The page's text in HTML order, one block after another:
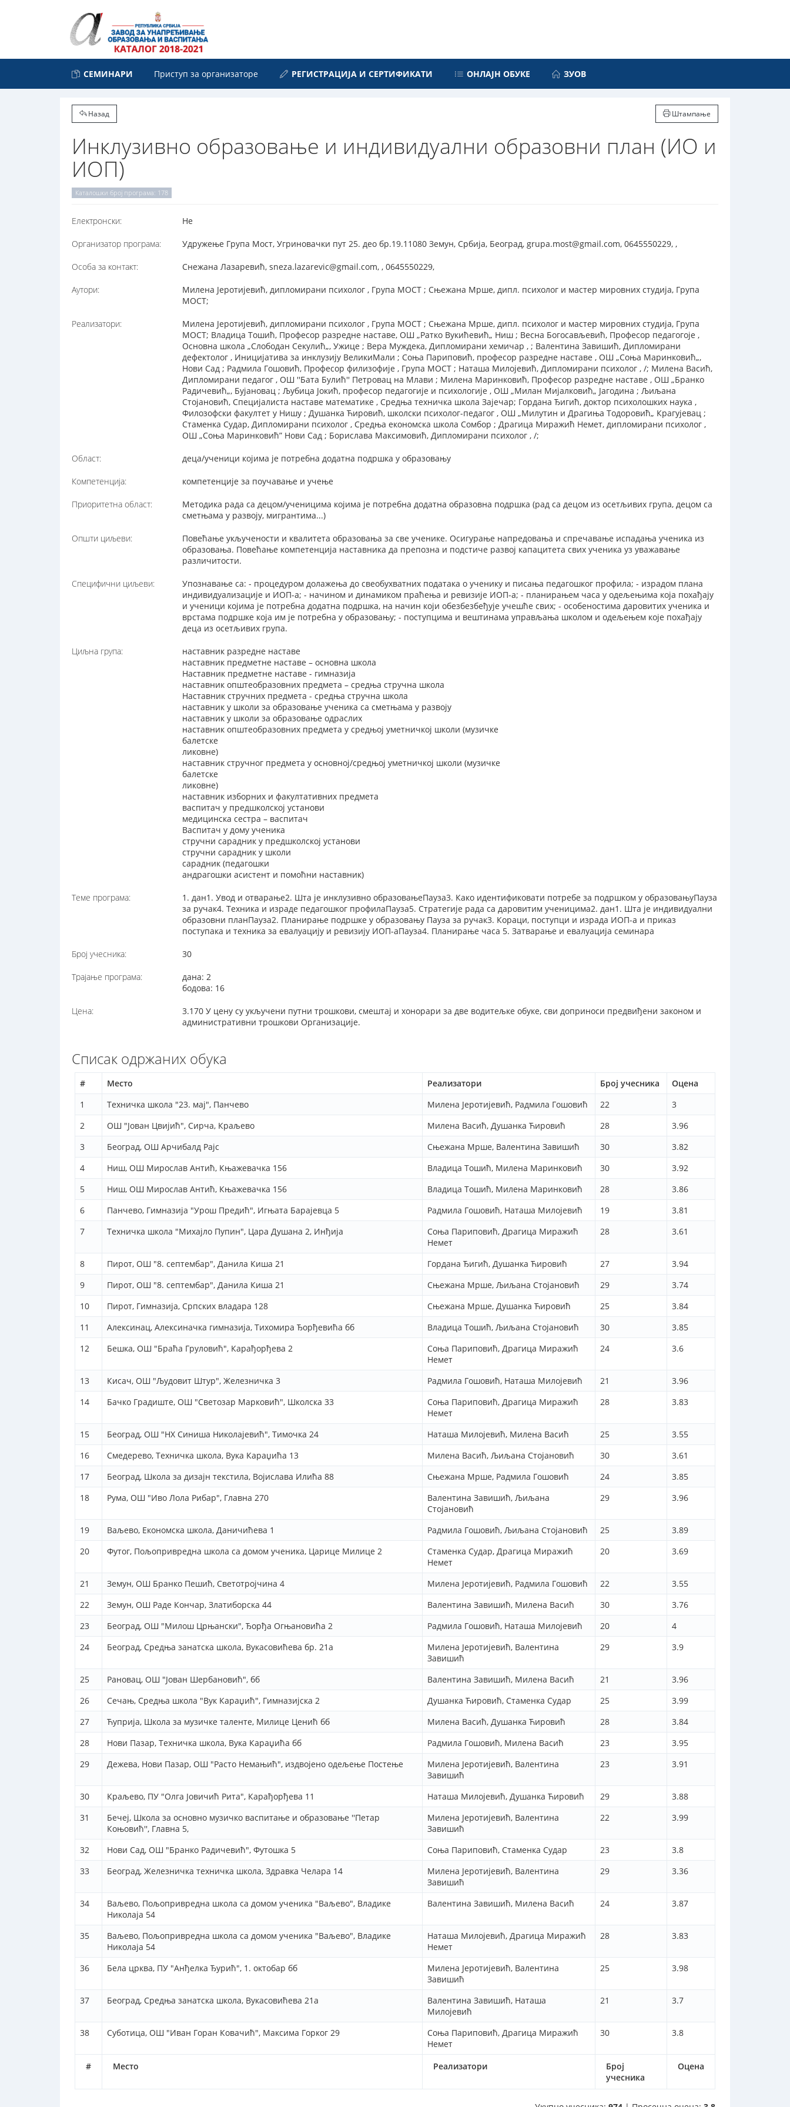
СЕМИНАРИ Приступ за организаторе РЕГИСТРАЦИЈА И СЕРТИФИКАТИ ОНЛАЈН ОБУКЕ ЗУОВ
Назад Штампање
Инклузивно образовање и индивидуални образовни план (ИО и
ИОП)
Каталошки број програма: 178
Електронски: Не
Организатор програма: Удружење Група Мост, Угриновачки пут 25. део бр.19.11080 Земун, Србија, Београд, grupa.most@gmail.com, 0645550229, ,
Особа за контакт: Снежана Лазаревић, sneza.lazarevic@gmail.com, , 0645550229,
Аутори:
Милена Јеротијевић, дипломирани психолог , Група МОСТ ; Сњежана Мрше, дипл. психолог и мастер мировних студија, Група
МОСТ;
Реализатори:
Милена Јеротијевић, дипломирани психолог , Група МОСТ ; Сњежана Мрше, дипл. психолог и мастер мировних студија, Група
МОСТ; Владица Тошић, Професор разредне наставе, ОШ „Ратко Вукићевић„ Ниш ; Весна Богосављевић, Професор педагогоје ,
Основна школа „Слободан Секулић„, Ужице ; Вера Муждека, Дипломирани хемичар , ; Валентина Завишић, Дипломирани
дефектолог , Иницијатива за инклузију ВеликиМали ; Соња Париповић, професор разредне наставе , ОШ „Соња Маринковић„,
Нови Сад ; Радмила Гошовић, Професор филизофије , Група МОСТ ; Наташа Милојевић, Дипломирани психолог , /; Милена Васић,
Дипломирани педагог , ОШ ''Бата Булић'' Петровац на Млави ; Милена Маринковић, Професор разредне наставе , ОШ „Бранко
Радичевић„, Бујановац ; Љубица Јокић, професор педагогије и психологије , ОШ „Милан Мијалковић„ Јагодина ; Љиљана
Стојановић, Специјалиста наставе математике , Средња техничка школа Зајечар; Гордана Ђигић, доктор психолошких наука ,
Филозофски факултет у Нишу ; Душанка Ћировић, школски психолог-педагог , ОШ „Милутин и Драгиња Тодоровић„ Крагујевац ;
Стаменка Судар, Дипломирани психолог , Средња економска школа Сомбор ; Драгица Миражић Немет, дипломирани психолог ,
ОШ „Соња Маринковић” Нови Сад ; Борислава Максимовић, Дипломирани психолог , /;
Област: деца/ученици којима је потребна додатна подршка у образовању
Компетенција: компетенције за поучавање и учење
Приоритетна област:
Методика рада са децом/ученицима којима је потребна додатна образовна подршка (рад са децом из осетљивих група, децом са
сметњама у развоју, мигрантима...)
Општи циљеви:
Повећање укључености и квалитета образовања за све ученике. Осигурање напредовања и спречавање испадања ученика из
образовања. Повећање компетенција наставника да препозна и подстиче развој капацитета свих ученика уз уважавање
различитости.
Специфични циљеви:
Упознавање са: - процедуром долажења до свеобухватних података о ученику и писања педагошког профила; - израдом плана
индивидуализације и ИОП-а; - начином и динамиком праћења и ревизије ИОП-а; - планирањем часа у одељењима која похађају
и ученици којима је потребна додатна подршка, на начин који обезбезбеђује учешће свих; - особеностима даровитих ученика и
врстама подршке која им је потребна у образовању; - поступцима и вештинама управљања школом и одељењем које похађају
деца из осетљивих група.
Циљна група:
наставник разредне наставе
наставник предметне наставе – основна школа
Наставник предметне наставе - гимназија
наставник општеобразовних предмета – средња стручна школа
Наставник стручних предмета - средња стручна школа
наставник у школи за образовање ученика са сметњама у развоју
наставник у школи за образовање одраслих
наставник општеобразовних предмета у средњој уметничкој школи (музичке
балетске
ликовне)
наставник стручног предмета у основној/средњој уметничкој школи (музичке
балетске
ликовне)
наставник изборних и факултативних предмета
васпитач у предшколској установи
медицинска сестра – васпитач
Васпитач у дому ученика
стручни сарадник у предшколској установи
стручни сарадник у школи
сарадник (педагошки
андрагошки асистент и помоћни наставник)
Теме програма:
1. дан1. Увод и отварање2. Шта је инклузивно образовањеПауза3. Како идентификовати потребе за подршком у образовањуПауза
за ручак4. Техника и израде педагошког профилаПауза5. Стратегије рада са даровитим ученицима2. дан1. Шта је индивидуални
образовни планПауза2. Планирање подршке у образовању Пауза за ручак3. Кораци, поступци и израда ИОП-а и приказ
поступака и техника за евалуацију и ревизију ИОП-аПауза4. Планирање часа 5. Затварање и евалуација семинара
Број учесника: 30
Трајање програма:
дана: 2
бодова: 16
Цена:
3.170 У цену су укључени путни трошкови, смештај и хонорари за две водитељке обуке, сви доприноси предвиђени законом и
административни трошкови Организације.
Списак одржаних обука
# Место Реализатори Број учесника Оцена
# Место Реализатори
Број
учесника
Оцена
1 Техничка школа "23. мај", Панчево Милена Јеротијевић, Радмила Гошовић 22
3
2
ОШ "Јован Цвијић", Сирча, Краљево Милена Васић, Душанка Ћировић 28
3.96
3
Београд, ОШ Арчибалд Рајс Сњежана Мрше, Валентина Завишић 30
3.82
4
Ниш, ОШ Мирослав Антић, Књажевачка 156 Владица Тошић, Милена Маринковић 30
3.92
5
Ниш, ОШ Мирослав Антић, Књажевачка 156 Владица Тошић, Милена Маринковић 28
3.86
6
Панчево, Гимназија "Урош Предић", Игњата Барајевца 5 Радмила Гошовић, Наташа Милојевић 19
3.81
7
Техничка школа "Михајло Пупин", Цара Душана 2, Инђија
Соња Париповић, Драгица Миражић
Немет
28 3.61
8 Пирот, ОШ "8. септембар", Данила Киша 21 Гордана Ђигић, Душанка Ћировић 27
3.94
9
Пирот, ОШ "8. септембар", Данила Киша 21 Сњежана Мрше, Љиљана Стојановић 29
3.74
10
Пирот, Гимназија, Српских владара 128 Сњежана Мрше, Душанка Ћировић 25
3.84
11
Алексинац, Алексиначка гимназија, Тихомира Ђорђевића бб Владица Тошић, Љиљана Стојановић 30
3.85
12
Бешка, ОШ "Браћа Груловић", Карађорђева 2
Соња Париповић, Драгица Миражић
Немет
24 3.6
13 Кисач, ОШ "Људовит Штур", Железничка 3 Радмила Гошовић, Наташа Милојевић 21
3.96
14
Бачко Градиште, ОШ "Светозар Марковић", Школска 33
Соња Париповић, Драгица Миражић
Немет
28 3.83
15 Београд, ОШ "НХ Синиша Николајевић", Тимочка 24 Наташа Милојевић, Милена Васић 25
3.55
16
Смедерево, Техничка школа, Вука Караџића 13 Милена Васић, Љиљана Стојановић 30
3.61
17
Београд, Школа за дизајн текстила, Војислава Илића 88 Сњежана Мрше, Радмила Гошовић 24
3.85
18
Рума, ОШ "Иво Лола Рибар", Главна 270
Валентина Завишић, Љиљана
Стојановић
29 3.96
19 Ваљево, Економска школа, Даничићева 1 Радмила Гошовић, Љиљана Стојановић 25
3.89
20
Футог, Пољопривредна школа са домом ученика, Царице Милице 2
Стаменка Судар, Драгица Миражић
Немет
20 3.69
21 Земун, ОШ Бранко Пешић, Светотројчина 4 Милена Јеротијевић, Радмила Гошовић 22
3.55
22
Земун, ОШ Раде Кончар, Златиборска 44 Валентина Завишић, Милена Васић 30
3.76
23
Београд, ОШ "Милош Црњански", Ђорђа Огњановића 2 Радмила Гошовић, Наташа Милојевић 20
4
24
Београд, Средња занатска школа, Вукасовићева бр. 21а
Милена Јеротијевић, Валентина
Завишић
29 3.9
25 Рановац, ОШ "Јован Шербановић", бб Валентина Завишић, Милена Васић 21
3.96
26
Сечањ, Средња школа "Вук Караџић", Гимназијска 2 Душанка Ћировић, Стаменка Судар 25
3.99
27
Ћуприја, Школа за музичке таленте, Милице Ценић бб Милена Васић, Душанка Ћировић 28
3.84
28
Нови Пазар, Техничка школа, Вука Караџића бб Радмила Гошовић, Милена Васић 23
3.95
29
Дежева, Нови Пазар, ОШ "Расто Немањић", издвојено одељење Постење
Милена Јеротијевић, Валентина
Завишић
23 3.91
30 Краљево, ПУ "Олга Јовичић Рита", Карађорђева 11 Наташа Милојевић, Душанка Ћировић 29
3.88
31
Бечеј, Школа за основно музичко васпитање и образовање ''Петар
Коњовић'', Главна 5,
Милена Јеротијевић, Валентина
Завишић
22 3.99
32 Нови Сад, ОШ "Бранко Радичевић", Футошка 5 Соња Париповић, Стаменка Судар 23
3.8
33
Београд, Железничка техничка школа, Здравка Челара 14
Милена Јеротијевић, Валентина
Завишић
29 3.36
34
Ваљево, Пољопривредна школа са домом ученика "Ваљево", Владике
Николаја 54
Валентина Завишић, Милена Васић 24 3.87
35
Ваљево, Пољопривредна школа са домом ученика "Ваљево", Владике
Николаја 54
Наташа Милојевић, Драгица Миражић
Немет
28 3.83
36 Бела црква, ПУ "Анђелка Ђурић", 1. октобар бб
Милена Јеротијевић, Валентина
Завишић
25 3.98
37 Београд, Средња занатска школа, Вукасовићева 21а
Валентина Завишић, Наташа
Милојевић
21 3.7
38 Суботица, ОШ "Иван Горан Ковачић", Максима Горког 29
Соња Париповић, Драгица Миражић
Немет
30 3.8